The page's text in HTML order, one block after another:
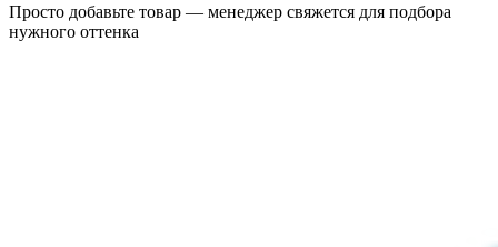
Просто добавьте товар — менеджер свяжется для подбора
нужного оттенка